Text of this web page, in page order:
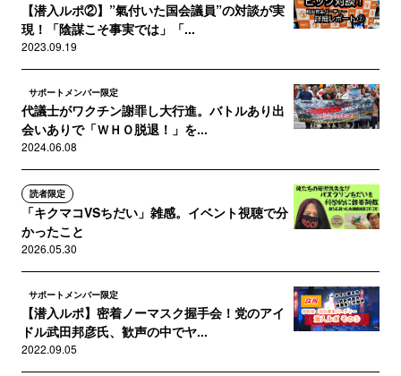
【潜入ルポ②】”氣付いた国会議員”の対談が実
現！「陰謀こそ事実では」「...
2023.09.19
サポートメンバー限定
代議士がワクチン謝罪し大行進。バトルあり出
会いありで「ＷＨＯ脱退！」を...
2024.06.08
読者限定
「キクマコVSちだい」雑感。イベント視聴で分
かったこと
2026.05.30
サポートメンバー限定
【潜入ルポ】密着ノーマスク握手会！党のアイ
ドル武田邦彦氏、歓声の中でヤ...
2022.09.05